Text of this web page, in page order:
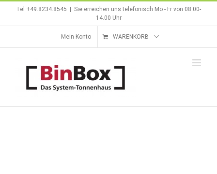
Tel +49.8234.8545
Sie erreichen uns telefonisch Mo - Fr von 08.00-
14.00 Uhr
Mein Konto WARENKORB